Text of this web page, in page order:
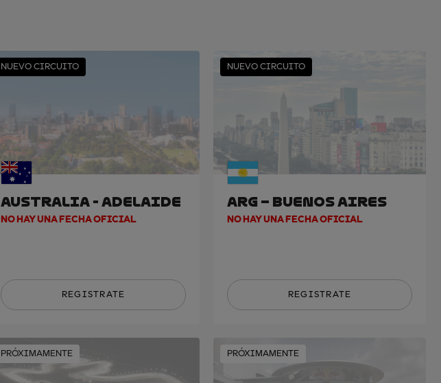
NUEVO CIRCUITO
AUSTRALIA - ADELAIDE
NO HAY UNA FECHA OFICIAL
REGISTRATE
NUEVO CIRCUITO
ARG – BUENOS AIRES
NO HAY UNA FECHA OFICIAL
REGISTRATE
PRÓXIMAMENTE PRÓXIMAMENTE